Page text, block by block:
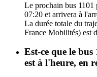
Le prochain bus
07:20 et arrivera à
La durée totale du
France Mobilités) est
Est-ce que le
est à l'heure, en